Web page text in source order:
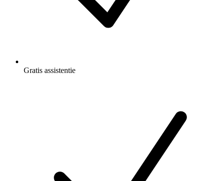
Gratis assistentie